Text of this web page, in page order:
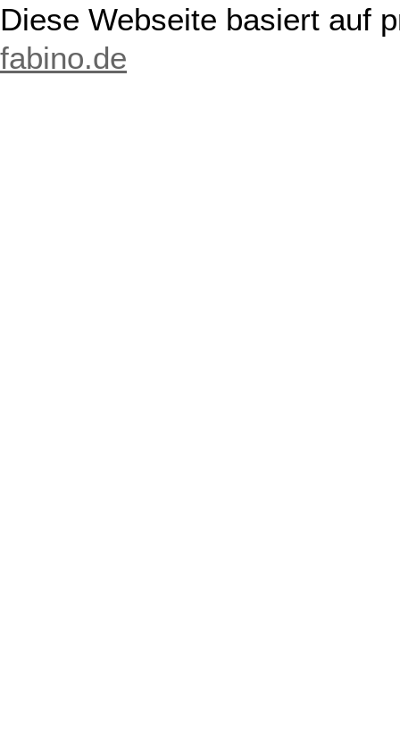
Diese Webseite basiert auf
fabino.de